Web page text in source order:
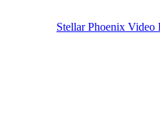
Stellar Phoenix